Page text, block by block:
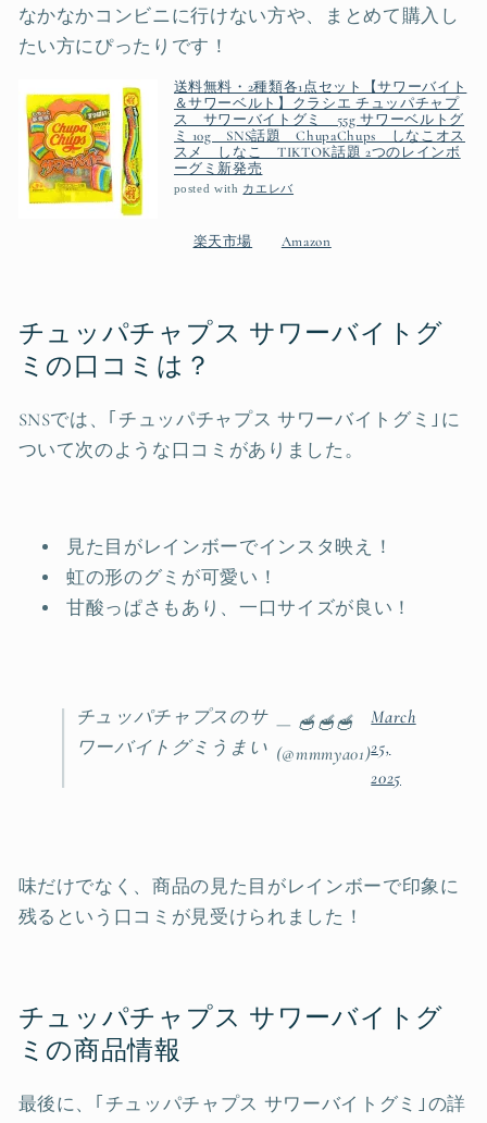
なかなかコンビニに行けない方や、まとめて購入し
たい方にぴったりです！
送料無料・2種類各1点セット【サワーバイト
＆サワーベルト】クラシエ チュッパチャプ
ス サワーバイトグミ 55g サワーベルトグ
ミ 10g SNS話題 ChupaChups しなこオス
スメ しなこ TIKTOK話題 2つのレインボ
ーグミ新発売
posted with カエレバ
楽天市場 Amazon
チュッパチャプス サワーバイトグ
ミの口コミは？
SNSでは、｢チュッパチャプス サワーバイトグミ｣に
ついて次のような口コミがありました。
見た目がレインボーでインスタ映え！
虹の形のグミが可愛い！
甘酸っぱさもあり、一口サイズが良い！
チュッパチャプスのサ
ワーバイトグミうまい
— 🥣🥣🥣
(@mmmya01)
March
25,
2025
味だけでなく、商品の見た目がレインボーで印象に
残るという口コミが見受けられました！
チュッパチャプス サワーバイトグ
ミの商品情報
最後に、｢チュッパチャプス サワーバイトグミ｣の詳